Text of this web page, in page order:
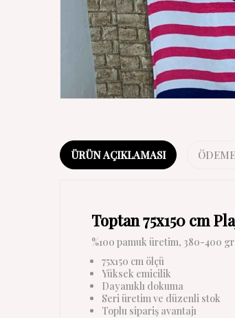
ÜRÜN AÇIKLAMASI
Toptan 75x150 cm
%100 pamuk üretim, 380-400
75x150 cm ölçü
Yüksek emicilik
Dayanıklı dokuma
Seri üretim ve düzenli stok
Toplu sipariş avantajı